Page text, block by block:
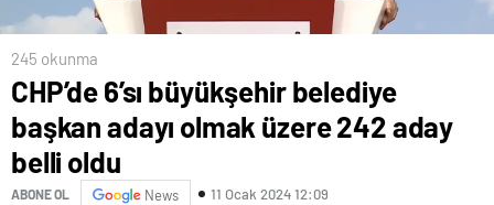
245 okunma
CHP’de 6’sı büyükşehir belediye
başkan adayı olmak üzere 242 aday
belli oldu
ABONE OL News 11 Ocak 2024 12:09